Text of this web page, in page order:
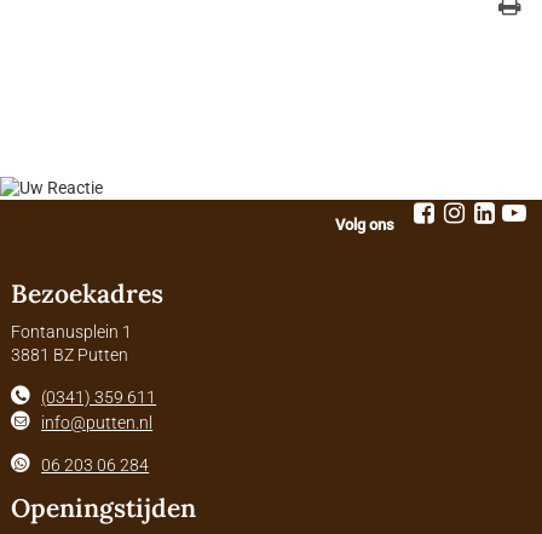
Volg ons
Bezoekadres
Fontanusplein 1
3881 BZ Putten
(0341) 359 611
info@putten.nl
06 203 06 284
Openingstijden